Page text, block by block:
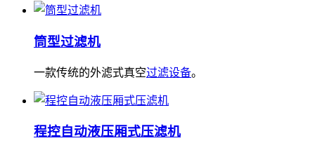
筒型过滤机
一款传统的外滤式真空过滤设备。
程控自动液压厢式压滤机